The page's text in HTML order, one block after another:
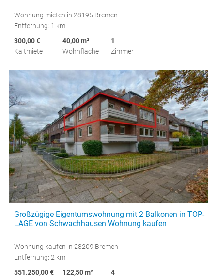
Wohnung mieten in 28195 Bremen
Entfernung: 1 km
300,00 €
Kaltmiete
40,00 m²
Wohnfläche
1
Zimmer
Großzügige Eigentumswohnung mit 2 Balkonen in TOP-
LAGE von Schwachhausen Wohnung kaufen
Wohnung kaufen in 28209 Bremen
Entfernung: 2 km
551.250,00 €
122,50 m²
4